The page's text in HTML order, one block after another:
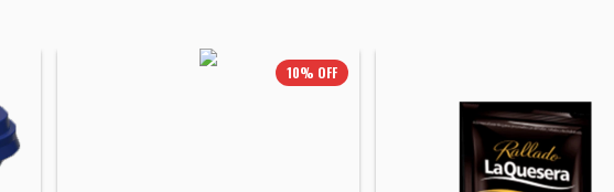
10% OFF